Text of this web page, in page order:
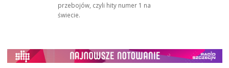
przebojów, czyli hity numer 1 na
świecie.